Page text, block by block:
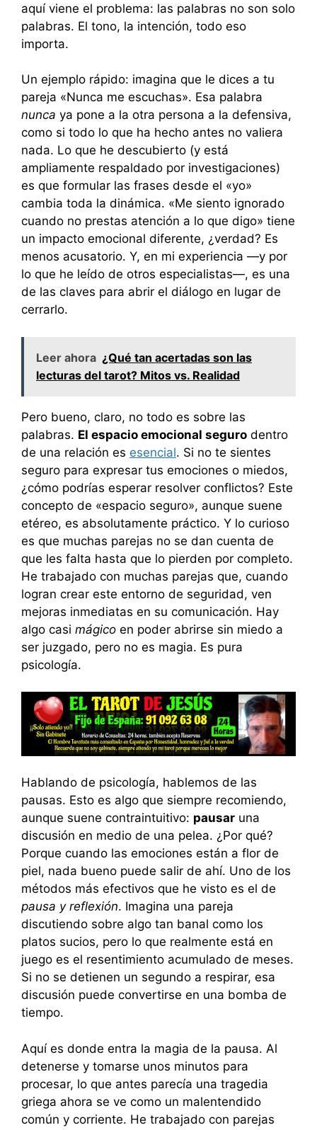
aquí viene el problema: las palabras no son solo
palabras. El tono, la intención, todo eso
importa.
Un ejemplo rápido: imagina que le dices a tu
pareja «Nunca me escuchas». Esa palabra
nunca ya pone a la otra persona a la defensiva,
como si todo lo que ha hecho antes no valiera
nada. Lo que he descubierto (y está
ampliamente respaldado por investigaciones)
es que formular las frases desde el «yo»
cambia toda la dinámica. «Me siento ignorado
cuando no prestas atención a lo que digo» tiene
un impacto emocional diferente, ¿verdad? Es
menos acusatorio. Y, en mi experiencia —y por
lo que he leído de otros especialistas—, es una
de las claves para abrir el diálogo en lugar de
cerrarlo.
Leer ahora ¿Qué tan acertadas son las
lecturas del tarot? Mitos vs. Realidad
Pero bueno, claro, no todo es sobre las
palabras. El espacio emocional seguro dentro
de una relación es esencial. Si no te sientes
seguro para expresar tus emociones o miedos,
¿cómo podrías esperar resolver conflictos? Este
concepto de «espacio seguro», aunque suene
etéreo, es absolutamente práctico. Y lo curioso
es que muchas parejas no se dan cuenta de
que les falta hasta que lo pierden por completo.
He trabajado con muchas parejas que, cuando
logran crear este entorno de seguridad, ven
mejoras inmediatas en su comunicación. Hay
algo casi mágico en poder abrirse sin miedo a
ser juzgado, pero no es magia. Es pura
psicología.
Hablando de psicología, hablemos de las
pausas. Esto es algo que siempre recomiendo,
aunque suene contraintuitivo: pausar una
discusión en medio de una pelea. ¿Por qué?
Porque cuando las emociones están a flor de
piel, nada bueno puede salir de ahí. Uno de los
métodos más efectivos que he visto es el de
pausa y reflexión. Imagina una pareja
discutiendo sobre algo tan banal como los
platos sucios, pero lo que realmente está en
juego es el resentimiento acumulado de meses.
Si no se detienen un segundo a respirar, esa
discusión puede convertirse en una bomba de
tiempo.
Aquí es donde entra la magia de la pausa. Al
detenerse y tomarse unos minutos para
procesar, lo que antes parecía una tragedia
griega ahora se ve como un malentendido
común y corriente. He trabajado con parejas